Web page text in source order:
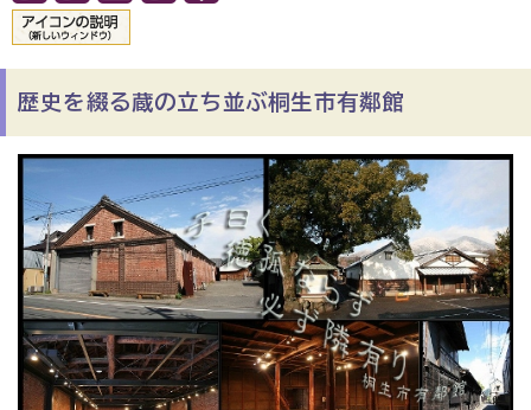
歴史を綴る蔵の立ち並ぶ桐生市有鄰館